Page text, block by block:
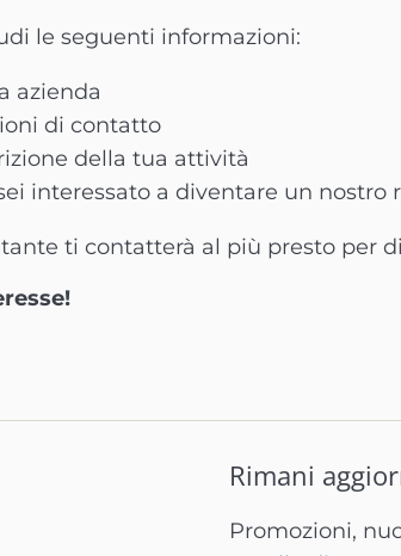
le seguenti informazioni:
azienda
di contatto
della tua attività
interessato a diventare un nostro
ti contatterà al più presto per
Rimani
Promozioni,